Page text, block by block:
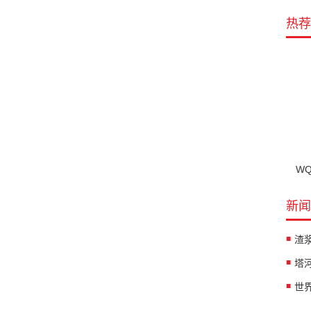
热
新
渣